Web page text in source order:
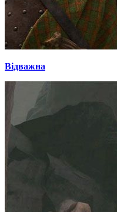
Відважна